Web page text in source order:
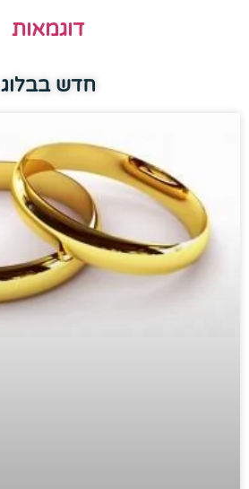
דוגמאות
חדש בבלוג